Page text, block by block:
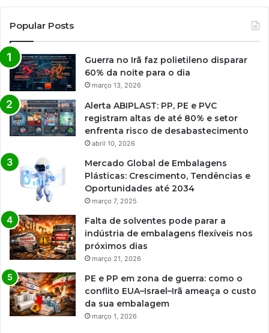
Popular Posts
Guerra no Irã faz polietileno disparar
60% da noite para o dia
março 13, 2026
Alerta ABIPLAST: PP, PE e PVC
registram altas de até 80% e setor
enfrenta risco de desabastecimento
abril 10, 2026
Mercado Global de Embalagens
Plásticas: Crescimento, Tendências e
Oportunidades até 2034
março 7, 2025
Falta de solventes pode parar a
indústria de embalagens flexíveis nos
próximos dias
março 21, 2026
PE e PP em zona de guerra: como o
conflito EUA–Israel–Irã ameaça o custo
da sua embalagem
março 1, 2026